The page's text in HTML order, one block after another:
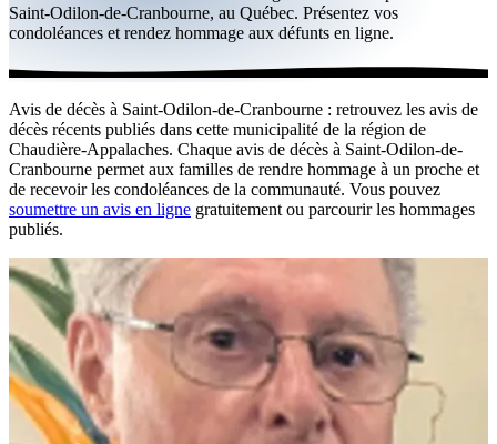
Canada
Par ville
Maisons funéraires
Éternea
Blog
Publier un avis
Recherche
Saint-Odilon-de-Cranbourne, au Québec. Présentez vos
condoléances et rendez hommage aux défunts en ligne.
Avis de décès à Saint-Odilon-de-Cranbourne : retrouvez les avis de
décès récents publiés dans cette municipalité de la région de
Chaudière-Appalaches. Chaque avis de décès à Saint-Odilon-de-
Cranbourne permet aux familles de rendre hommage à un proche et
de recevoir les condoléances de la communauté. Vous pouvez
soumettre un avis en ligne gratuitement ou parcourir les hommages
publiés.